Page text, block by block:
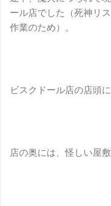
ール店でした（死神リ
作業のため）。
ビスクドール店の店頭
店の奥には、怪しい屋敷